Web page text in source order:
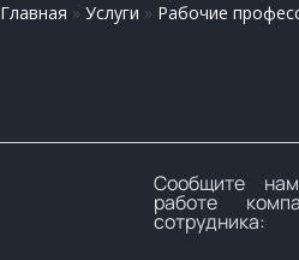
Главная » Услуги » Рабочие
Сообщите
работе
сотрудника: